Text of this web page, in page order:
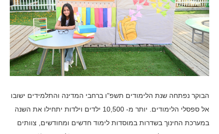
הבוקר נפתחה שנת הלימודים תשפ"ו ברחבי המדינה והתלמידים ישובו
אל ספסלי הלימודים. יותר מ- 10,500 ילדים וילדות יתחילו את השנה
במערכת החינוך בשדרות במוסדות לימוד חדשים ומחודשים, צוותים